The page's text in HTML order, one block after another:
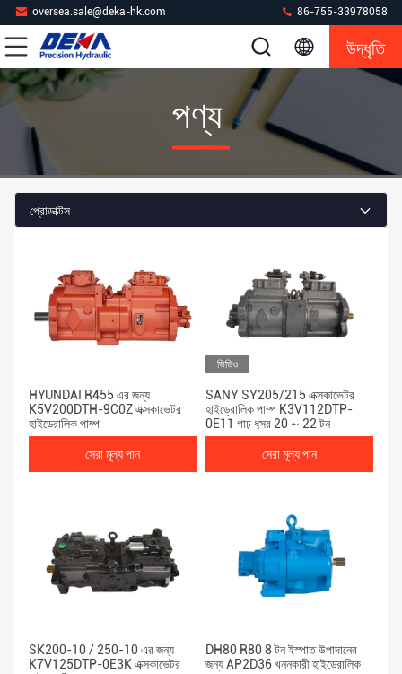
oversea.sale@deka-hk.com 86-755-33978058
উদ্ধৃতি
পণ্য
প্রোডাক্টস
HYUNDAI R455 এর জন্য
K5V200DTH-9C0Z এক্সকাভেটর
হাইড্রোলিক পাম্প
সেরা মূল্য পান
ভিডিও
SANY SY205/215 এক্সকাভেটর
হাইড্রোলিক পাম্প K3V112DTP-
0E11 গাঢ় ধূসর 20 ~ 22 টন
সেরা মূল্য পান
SK200-10 / 250-10 এর জন্য
K7V125DTP-0E3K এক্সকাভেটর
DH80 R80 8 টন ইস্পাত উপাদানের
জন্য AP2D36 খননকারী হাইড্রোলিক